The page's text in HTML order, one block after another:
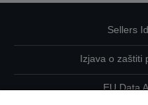
Sellers
Izjava o zaštiti
EU Data